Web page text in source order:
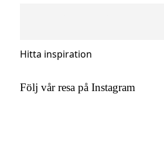
Hitta inspiration
Följ vår resa på Instagram